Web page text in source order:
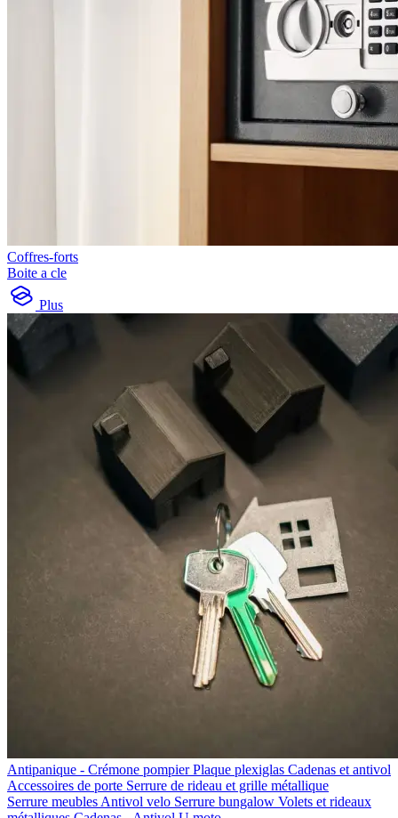
Coffres-forts
Boite a cle
Plus
Antipanique - Crémone pompierPlaque plexiglas Cadenas et antivol
Accessoires de porte Serrure de rideau et grille métallique
Serrure meubles Antivol velo Serrure bungalow Volets et rideaux